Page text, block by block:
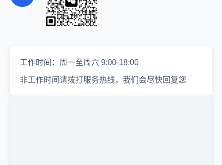
工作时间：周一至周六 9:00-18:00
非工作时间请拨打服务热线，我们会尽快回复您